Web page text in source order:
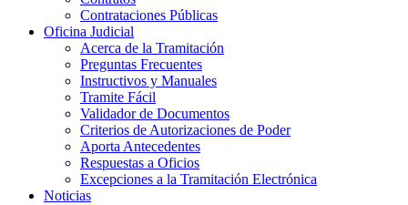
Contrataciones Públicas
Oficina Judicial
Acerca de la Tramitación
Preguntas Frecuentes
Instructivos y Manuales
Tramite Fácil
Validador de Documentos
Criterios de Autorizaciones de Poder
Aporta Antecedentes
Respuestas a Oficios
Excepciones a la Tramitación Electrónica
Noticias